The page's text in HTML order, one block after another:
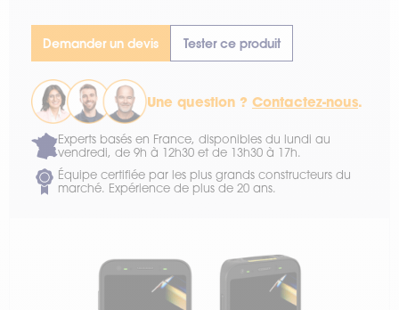
Demander un devis Tester ce produit
Une question ? Contactez-nous.
Experts basés en France, disponibles du lundi au
vendredi, de 9h à 12h30 et de 13h30 à 17h.
Équipe certifiée par les plus grands constructeurs du
marché. Expérience de plus de 20 ans.